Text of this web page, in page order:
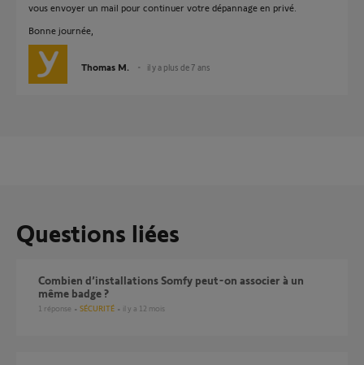
vous envoyer un mail pour continuer votre dépannage en privé.
Bonne journée,
Thomas M. il y a plus de 7 ans
Questions liées
Combien d’installations Somfy peut-on associer à un
même badge ?
1 réponse SÉCURITÉ il y a 12 mois